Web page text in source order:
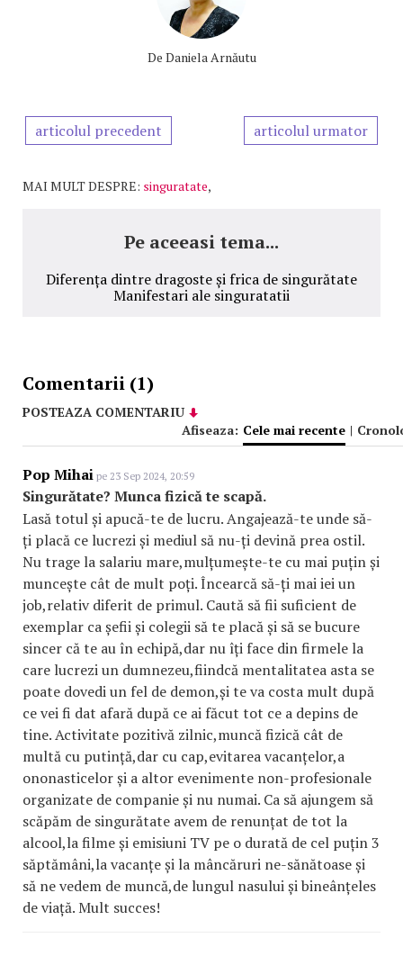
De Daniela Arnăutu
articolul precedent articolul urmator
MAI MULT DESPRE: singuratate,
Pe aceeasi tema...
Diferența dintre dragoste și frica de singurătate
Manifestari ale singuratatii
Comentarii (1)
POSTEAZA COMENTARIU
Afiseaza: Cele mai recente |
Pop Mihai pe 23 Sep 2024, 20:59
Singurătate? Munca fizică te scapă.
Lasă totul și apucă-te de lucru. Angajează-te unde să-
ți placă ce lucrezi și mediul să nu-ți devină prea ostil.
Nu trage la salariu mare,mulțumește-te cu mai puțin și
muncește cât de mult poți. Încearcă să-ți mai iei un
job,relativ diferit de primul. Caută să fii suficient de
exemplar ca șefii și colegii să te placă și să se bucure
sincer că te au în echipă,dar nu îți face din firmele la
care lucrezi un dumnezeu,fiindcă mentalitatea asta se
poate dovedi un fel de demon,și te va costa mult după
ce vei fi dat afară după ce ai făcut tot ce a depins de
tine. Activitate pozitivă zilnic,muncă fizică cât de
multă cu putință,dar cu cap,evitarea vacanțelor,a
ononasticelor și a altor evenimente non-profesionale
organizate de companie și nu numai. Ca să ajungem să
scăpăm de singurătate avem de renunțat de tot la
alcool,la filme și emisiuni TV pe o durată de cel puțin 3
săptămâni,la vacanțe și la mâncăruri ne-sănătoase și
să ne vedem de muncă,de lungul nasului și bineânțeles
de viață. Mult succes!